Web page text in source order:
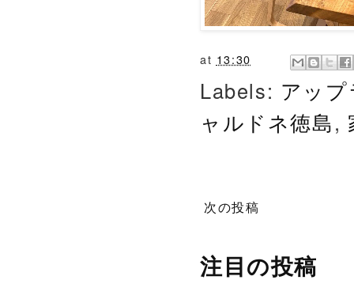
at 13:30
Labels: アッ
ャルドネ徳島,
次の投稿
注目の投稿